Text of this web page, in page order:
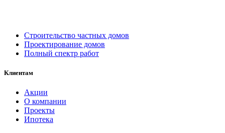
Строительство частных домов
Проектирование домов
Полный спектр работ
Клиентам
Акции
О компании
Проекты
Ипотека